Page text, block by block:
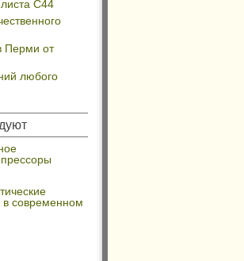
С44
Перми от
любого
в современном